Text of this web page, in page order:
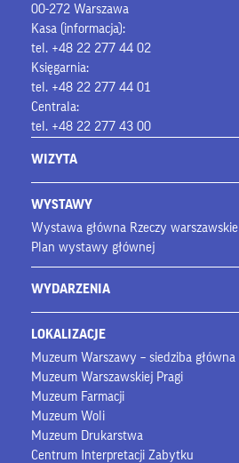
00-272 Warszawa
Kasa (informacja):
tel. +48 22 277 44 02
Księgarnia:
tel. +48 22 277 44 01
Centrala:
tel. +48 22 277 43 00
WIZYTA
WYSTAWY
Wystawa główna Rzeczy warszawskie
Plan wystawy głównej
WYDARZENIA
LOKALIZACJE
Muzeum Warszawy – siedziba główna
Muzeum Warszawskiej Pragi
Muzeum Farmacji
Muzeum Woli
Muzeum Drukarstwa
Centrum Interpretacji Zabytku